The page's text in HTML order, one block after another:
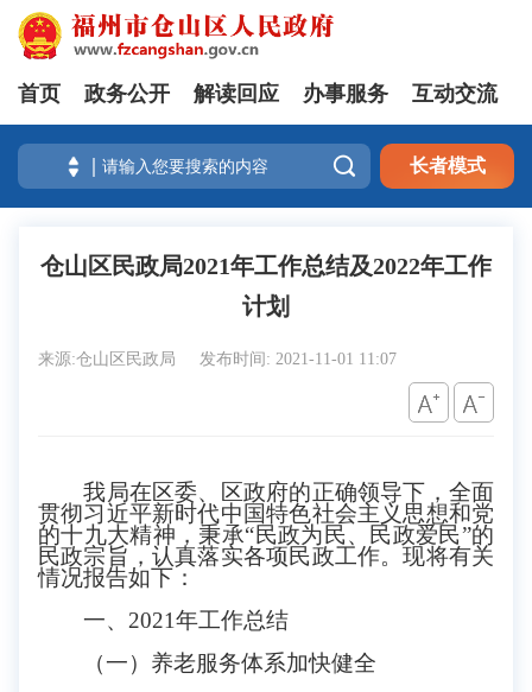
首页 政务公开 解读回应 办事服务 互动交流
 长者模式
仓山区民政局2021年工作总结及2022年工作
计划
来源:仓山区民政局 发布时间: 2021-11-01 11:07
我局在区委、区政府的正确领导下，全面
贯彻习近平新时代中国特色社会主义思想和党
的十九大精神，秉承“民政为民、民政爱民”的
民政宗旨，认真落实各项民政工作。现将有关
情况报告如下：
一、 2021年工作总结
（一）养老服务体系加快健全